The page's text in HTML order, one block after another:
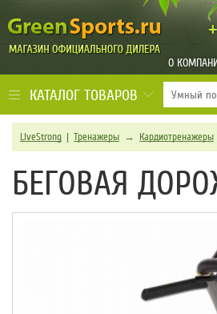
О
КАТАЛОГ ТОВАРОВ
LiveStrong | Тренажеры → Кардиотренажеры
БЕГОВАЯ